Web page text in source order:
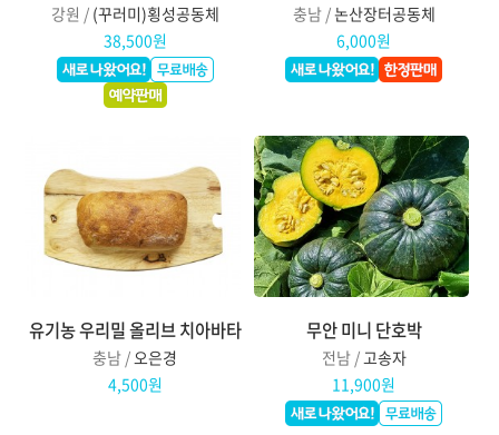
강원 / (꾸러미)횡성공동체
38,500원
충남 /논산장터공동체
6,000원
유기농 우리밀 올리브 치아바타
충남 / 오은경
4,500원
무안 미니 단호박
전남 / 고송자
11,900원